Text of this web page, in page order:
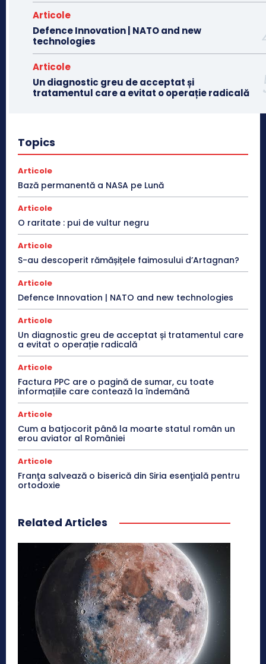
Articole
Defence Innovation | NATO and new
technologies
Articole
Un diagnostic greu de acceptat și
tratamentul care a evitat o operație radicală
Topics
Articole
Bază permanentă a NASA pe Lună
Articole
O raritate : pui de vultur negru
Articole
S-au descoperit rămășițele faimosului d’Artagnan?
Articole
Defence Innovation | NATO and new technologies
Articole
Un diagnostic greu de acceptat și tratamentul care
a evitat o operație radicală
Articole
Factura PPC are o pagină de sumar, cu toate
informațiile care contează la îndemână
Articole
Cum a batjocorit până la moarte statul român un
erou aviator al României
Articole
Franţa salvează o biserică din Siria esenţială pentru
ortodoxie
Related Articles